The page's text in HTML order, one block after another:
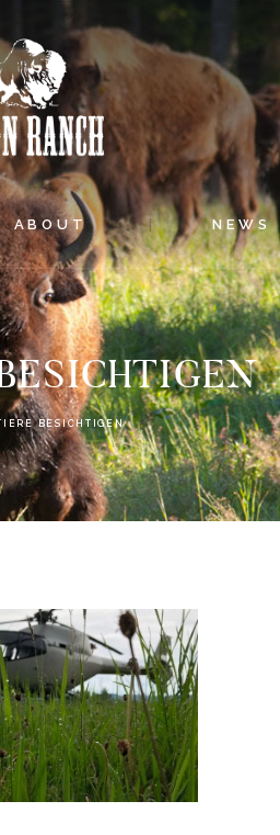
ABOUT NEWS
BESICHTIGEN